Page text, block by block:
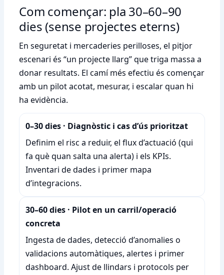
Com començar: pla 30–60–90
dies (sense projectes eterns)
En seguretat i mercaderies perilloses, el pitjor
escenari és “un projecte llarg” que triga massa a
donar resultats. El camí més efectiu és començar
amb un pilot acotat, mesurar, i escalar quan hi
ha evidència.
0–30 dies · Diagnòstic i cas d’ús prioritzat
Definim el risc a reduir, el flux d’actuació (qui
fa què quan salta una alerta) i els KPIs.
Inventari de dades i primer mapa
d’integracions.
30–60 dies · Pilot en un carril/operació
concreta
Ingesta de dades, detecció d’anomalies o
validacions automàtiques, alertes i primer
dashboard. Ajust de llindars i protocols per